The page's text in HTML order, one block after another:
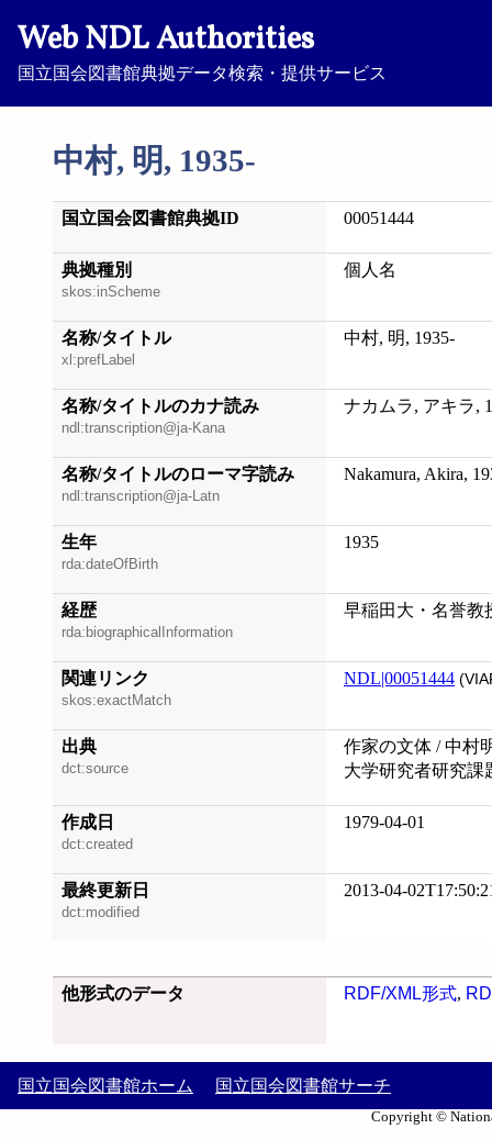
Web NDL Authorities
国立国会図書館典拠データ検索・提供サービス
中村, 明, 1935-
国立国会図書館典拠ID 00051444
典拠種別
skos:inScheme
個人名
名称/タイトル
xl:prefLabel
中村, 明, 1935-
名称/タイトルのカナ読み
ndl:transcription@ja-Kana
ナカムラ, アキラ,
名称/タイトルのローマ字読み
ndl:transcription@ja-Latn
Nakamura, Akira,
生年
rda:dateOfBirth
1935
経歴
rda:biographicalInformation
早稲田大・名誉教
関連リンク
skos:exactMatch
NDL|00051444
出典
dct:source
作家の文体 / 中村
大学研究者研究課
作成日
dct:created
1979-04-01
最終更新日
dct:modified
2013-04-
他形式のデータ RDF/XML形式,
国立国会図書館ホーム 国立国会図書館サーチ
Copyright ©